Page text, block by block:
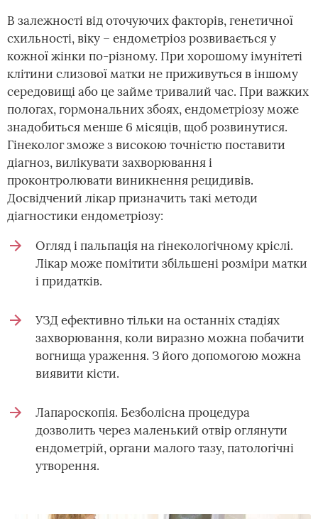
В залежності від оточуючих факторів, генетичної
схильності, віку – ендометріоз розвивається у
кожної жінки по-різному. При хорошому імунітеті
клітини слизової матки не приживуться в іншому
середовищі або це займе тривалий час. При важких
пологах, гормональних збоях, ендометріозу може
знадобиться менше 6 місяців, щоб розвинутися.
Гінеколог зможе з високою точністю поставити
діагноз, вилікувати захворювання і
проконтролювати виникнення рецидивів.
Досвідчений лікар призначить такі методи
діагностики ендометріозу:
Огляд і пальпація на гінекологічному кріслі.
Лікар може помітити збільшені розміри матки
і придатків.
УЗД ефективно тільки на останніх стадіях
захворювання, коли виразно можна побачити
вогнища ураження. З його допомогою можна
виявити кісти.
Лапароскопія. Безболісна процедура
дозволить через маленький отвір оглянути
ендометрій, органи малого тазу, патологічні
утворення.